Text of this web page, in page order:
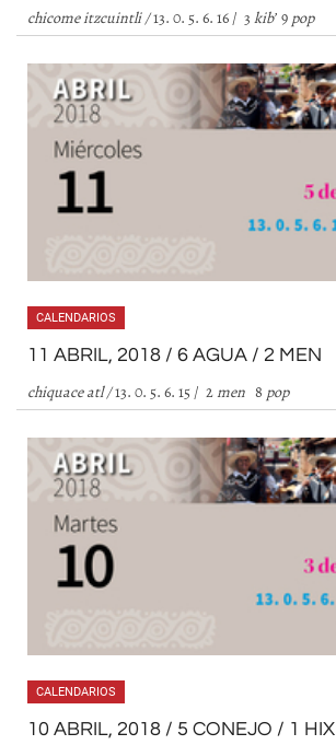
chicome itzcuintli/13. 0. 5. 6. 16 / 3 kib’9 pop
CALENDARIOS
11 ABRIL, 2018 / 6 AGUA / 2 MEN
chiquace atl/13. 0. 5. 6. 15 / 2men 8 pop
CALENDARIOS
10 ABRIL, 2018 / 5 CONEJO / 1 HIX